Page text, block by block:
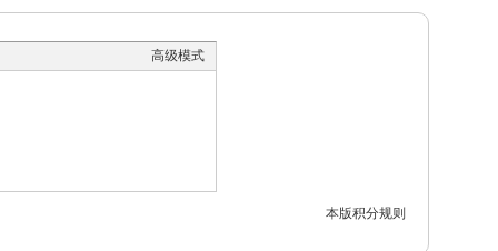
高级模式
本版积分规则